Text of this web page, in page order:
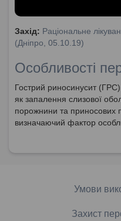
Захід: Раціональне
(Дніпро, 05.10.19)
Особливості
Гострий риносинусит
як запалення слизової
порожнини та приносових
визначаючий фактор
Умови
Захист